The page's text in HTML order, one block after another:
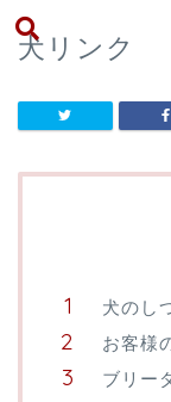
犬リンク
犬のし
お客様
ブリー